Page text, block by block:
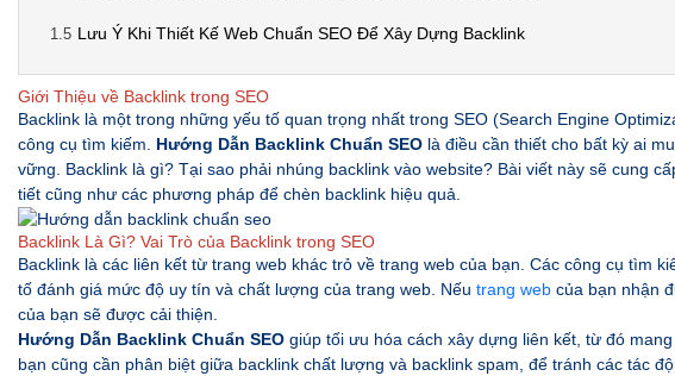
Lưu Ý Khi Thiết Kế Web Chuẩn SEO Để Xây Dựng Backlink
Giới Thiệu về Backlink trong SEO
Backlink là một trong những yếu tố quan trọng nhất trong SEO (Search Engine
công cụ tìm kiếm. Hướng Dẫn Backlink Chuẩn SEO là điều cần thiết cho bất kỳ ai
vững. Backlink là gì? Tại sao phải nhúng backlink vào website? Bài viết này sẽ cung
tiết cũng như các phương pháp để chèn backlink hiệu quả.
Backlink Là Gì? Vai Trò của Backlink trong SEO
Backlink là các liên kết từ trang web khác trỏ về trang web của bạn. Các công cụ tìm
tố đánh giá mức độ uy tín và chất lượng của trang web. Nếu trang web của bạn nhận
của bạn sẽ được cải thiện.
Hướng Dẫn Backlink Chuẩn SEO giúp tối ưu hóa cách xây dựng liên kết, từ đó
bạn cũng cần phân biệt giữa backlink chất lượng và backlink spam, để tránh các tác